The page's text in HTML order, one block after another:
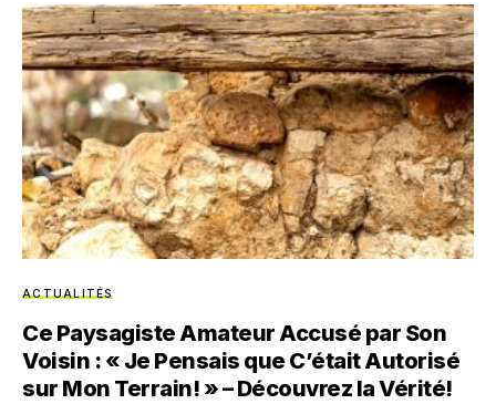
ACTUALITÉS
Ce Paysagiste Amateur Accusé par Son
Voisin : « Je Pensais que C’était Autorisé
sur Mon Terrain! » – Découvrez la Vérité!